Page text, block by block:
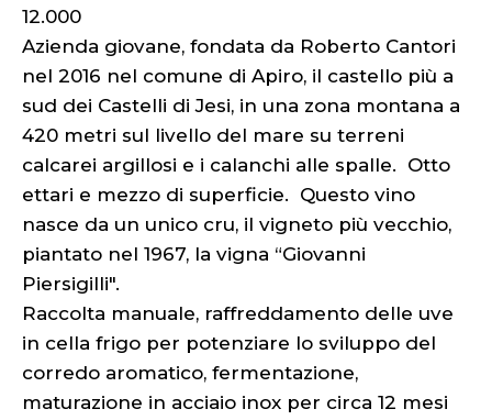
12.000
Azienda giovane, fondata da Roberto Cantori
nel 2016 nel comune di Apiro, il castello più a
sud dei Castelli di Jesi, in una zona montana a
420 metri sul livello del mare su terreni
calcarei argillosi e i calanchi alle spalle. Otto
ettari e mezzo di superficie. Questo vino
nasce da un unico cru, il vigneto più vecchio,
piantato nel 1967, la vigna “Giovanni
Piersigilli".
Raccolta manuale, raffreddamento delle uve
in cella frigo per potenziare lo sviluppo del
corredo aromatico, fermentazione,
maturazione in acciaio inox per circa 12 mesi